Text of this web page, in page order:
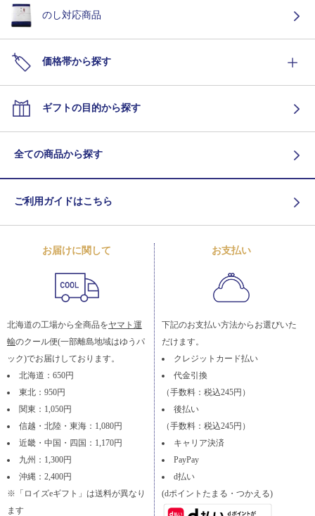
のし対応商品
価格帯から探す
ギフトの目的から探す
全ての商品から探す
ご利用ガイドはこちら
お届けに関して
北海道の工場から全商品をヤマト運
輸のクール便(一部離島地域はゆうパ
ック)でお届けしております。
北海道：650円
東北：950円
関東：1,050円
信越・北陸・東海：1,080円
近畿・中国・四国：1,170円
九州：1,300円
沖縄：2,400円
※「ロイズeギフト」は送料が異なり
ます
お支払い
下記のお支払い方法からお選びいた
だけます。
クレジットカード払い
代金引換
（手数料：税込245円）
後払い
（手数料：税込245円）
キャリア決済
PayPay
d払い
(dポイントたまる・つかえる)